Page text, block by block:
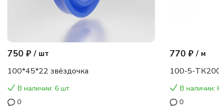
750 ₽ / шт
100*45*22 звёздочка
В наличии: 6 шт
0
770 ₽ / м
100-5-
В наличии:
0